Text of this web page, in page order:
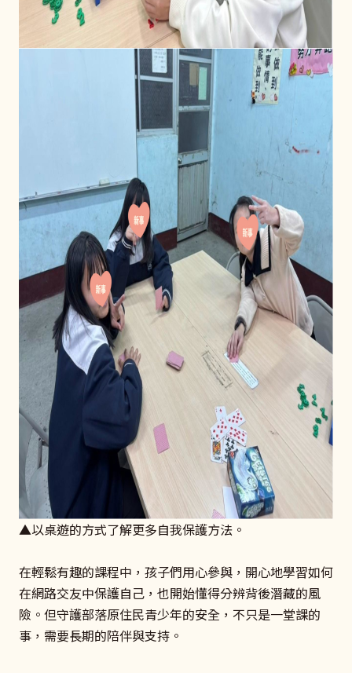
▲以桌遊的方式了解更多自我保護方法。
在輕鬆有趣的課程中，孩子們用心參與，開心地學習如何
在網路交友中保護自己，也開始懂得分辨背後潛藏的風
險。但守護部落原住民青少年的安全，不只是一堂課的
事，需要長期的陪伴與支持。